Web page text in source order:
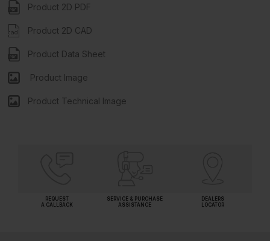
Product 2D PDF
Product 2D CAD
Product Data Sheet
Product Image
Product Technical Image
REQUEST
A CALLBACK
SERVICE & PURCHASE
ASSISTANCE
DEALERS
LOCATOR